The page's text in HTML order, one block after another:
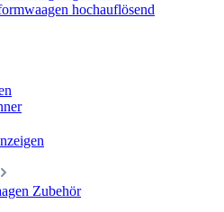
hochauflösend
Zubehör